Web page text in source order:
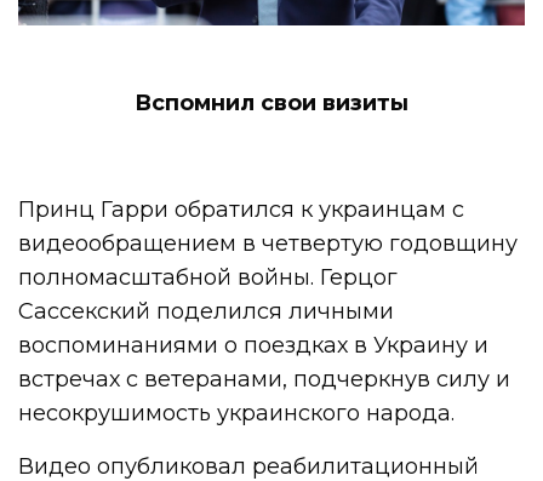
Вспомнил свои визиты
Принц Гарри обратился к украинцам с
видеообращением в четвертую годовщину
полномасштабной войны. Герцог
Сассекский поделился личными
воспоминаниями о поездках в Украину и
встречах с ветеранами, подчеркнув силу и
несокрушимость украинского народа.
Видео опубликовал реабилитационный